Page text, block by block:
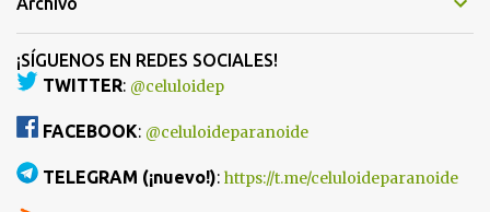
¡SÍGUENOS EN REDES SOCIALES!
TWITTER: @celuloidep
FACEBOOK: @celuloideparanoide
TELEGRAM (¡nuevo!): https://t.me/celuloideparanoide